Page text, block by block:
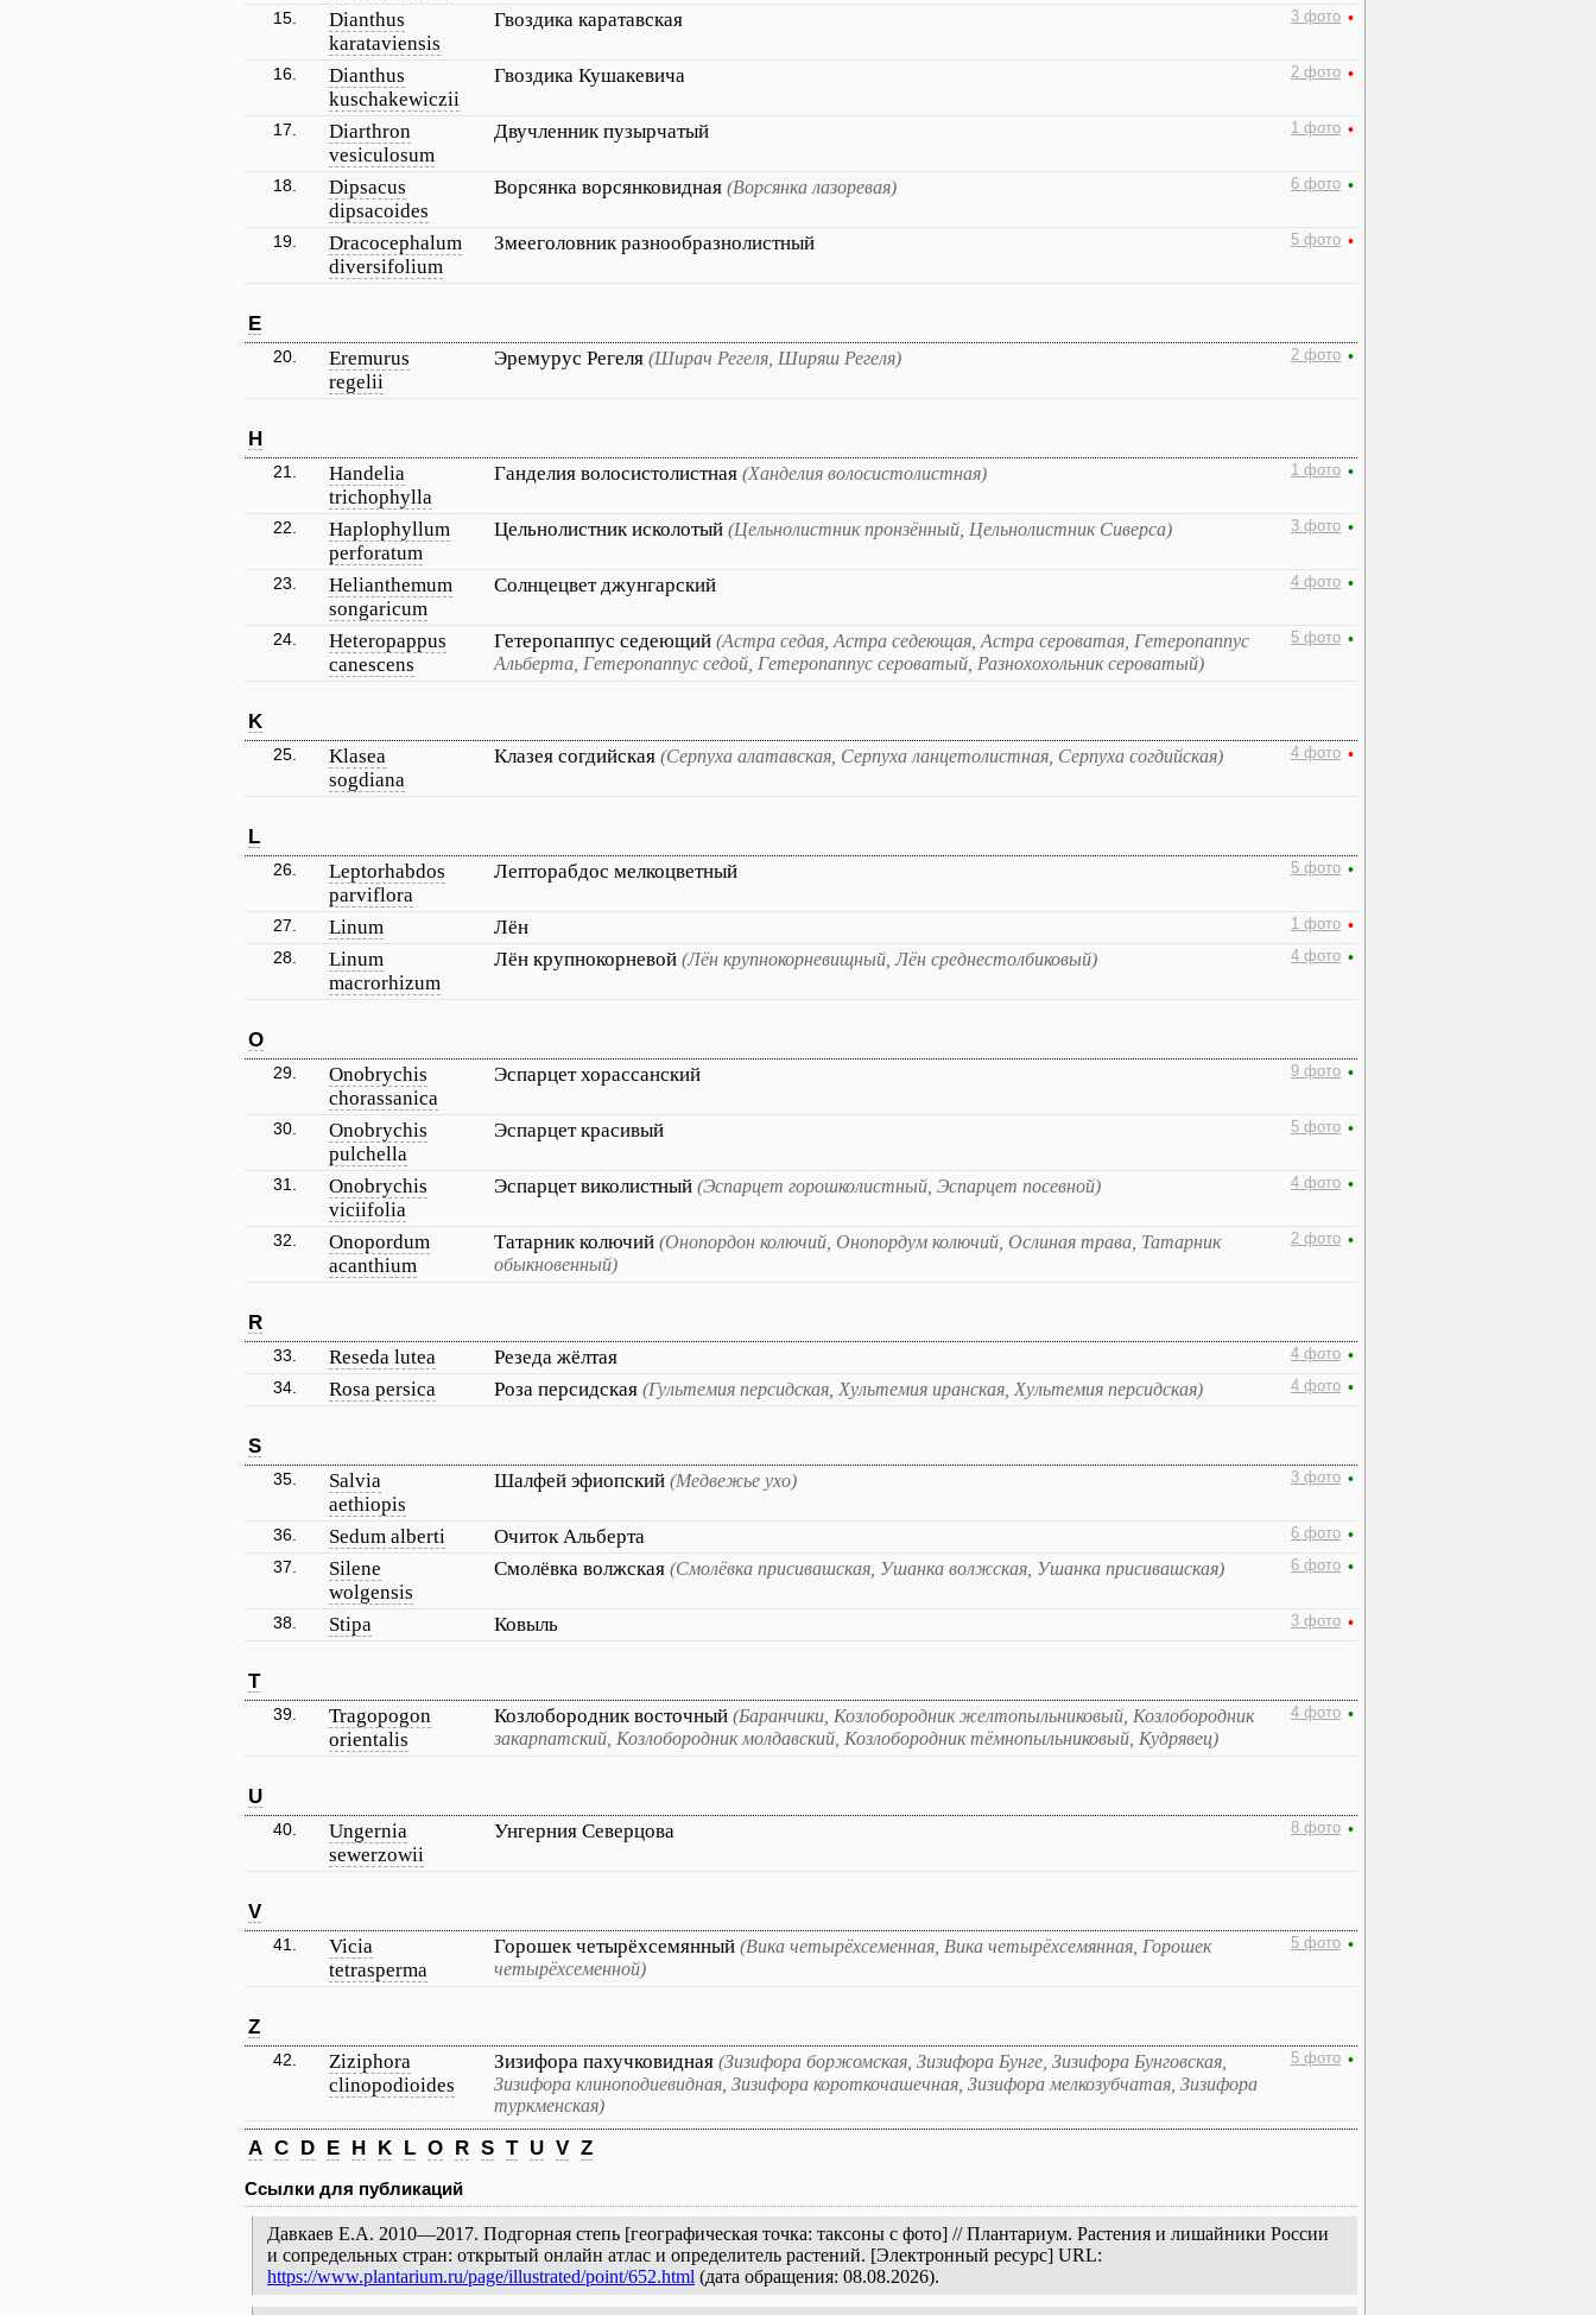
15.
Dianthus
karataviensis
Гвоздика каратавская 3 фото •
16.
Dianthus
kuschakewiczii
Гвоздика Кушакевича 2 фото •
17.
Diarthron
vesiculosum
Двучленник пузырчатый 1 фото •
18.
Dipsacus
dipsacoides
Ворсянка ворсянковидная (Ворсянка лазоревая) 6 фото •
19.
Dracocephalum
diversifolium
Змееголовник разнообразнолистный 5 фото •
E
20.
Eremurus
regelii
Эремурус Регеля (Ширач Регеля, Ширяш Регеля) 2 фото •
H
21.
Handelia
trichophylla
Ганделия волосистолистная (Ханделия волосистолистная) 1 фото •
22.
Haplophyllum
perforatum
Цельнолистник исколотый (Цельнолистник пронзённый, Цельнолистник Сиверса) 3 фото •
23.
Helianthemum
songaricum
Солнцецвет джунгарский 4 фото •
24.
Heteropappus
canescens
Гетеропаппус седеющий (Астра седая, Астра седеющая, Астра сероватая, Гетеропаппус
Альберта, Гетеропаппус седой, Гетеропаппус сероватый, Разнохохольник сероватый)
5 фото •
K
25.
Klasea
sogdiana
Клазея согдийская (Серпуха алатавская, Серпуха ланцетолистная, Серпуха согдийская) 4 фото •
L
26.
Leptorhabdos
parviflora
Лепторабдос мелкоцветный 5 фото •
27. Linum Лён 1 фото •
28.
Linum
macrorhizum
Лён крупнокорневой (Лён крупнокорневищный, Лён среднестолбиковый) 4 фото •
O
29.
Onobrychis
chorassanica
Эспарцет хорассанский 9 фото •
30.
Onobrychis
pulchella
Эспарцет красивый 5 фото •
31.
Onobrychis
viciifolia
Эспарцет виколистный (Эспарцет горошколистный, Эспарцет посевной) 4 фото •
32.
Onopordum
acanthium
Татарник колючий (Онопордон колючий, Онопордум колючий, Ослиная трава, Татарник
обыкновенный)
2 фото •
R
33. Reseda lutea Резеда жёлтая 4 фото •
34.
Rosa persica Роза персидская (Гультемия персидская, Хультемия иранская, Хультемия персидская) 4 фото •
S
35.
Salvia
aethiopis
Шалфей эфиопский (Медвежье ухо) 3 фото •
36. Sedum alberti Очиток Альберта 6 фото •
37.
Silene
wolgensis
Смолёвка волжская (Смолёвка присивашская, Ушанка волжская, Ушанка присивашская) 6 фото •
38. Stipa Ковыль 3 фото •
T
39.
Tragopogon
orientalis
Козлобородник восточный (Баранчики, Козлобородник желтопыльниковый, Козлобородник
закарпатский, Козлобородник молдавский, Козлобородник тёмнопыльниковый, Кудрявец)
4 фото •
U
40.
Ungernia
sewerzowii
Унгерния Северцова 8 фото •
V
41.
Vicia
tetrasperma
Горошек четырёхсемянный (Вика четырёхсеменная, Вика четырёхсемянная, Горошек
четырёхсеменной)
5 фото •
Z
42.
Ziziphora
clinopodioides
Зизифора пахучковидная (Зизифора боржомская, Зизифора Бунге, Зизифора Бунговская,
Зизифора клиноподиевидная, Зизифора короткочашечная, Зизифора мелкозубчатая, Зизифора
туркменская)
5 фото •
A C D E H K L O R S T U V Z
Ссылки для публикаций
Давкаев Е.А. 2010—2017. Подгорная степь [географическая точка: таксоны с фото] // Плантариум. Растения и лишайники России
и сопредельных стран: открытый онлайн атлас и определитель растений. [Электронный ресурс] URL:
https://www.plantarium.ru/page/illustrated/point/652.html (дата обращения: 08.08.2026).